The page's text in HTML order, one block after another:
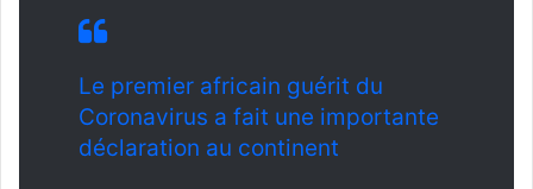
Le premier africain guérit du
Coronavirus a fait une importante
déclaration au continent